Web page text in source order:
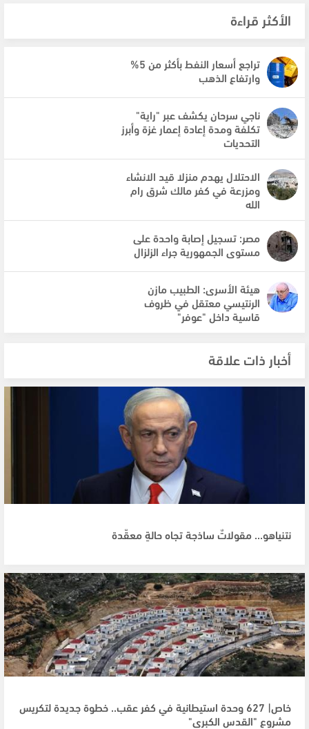
الأكثر قراءة
تراجع أسعار النفط بأكثر من 5%
وارتفاع الذهب
ناجي سرحان يكشف عبر "راية"
تكلفة ومدة إعادة إعمار غزة وأبرز
التحديات
الاحتلال يهدم منزلا قيد الانشاء
ومزرعة في كفر مالك شرق رام
الله
مصر: تسجيل إصابة واحدة على
مستوى الجمهورية جراء الزلزال
هيئة الأسرى: الطبيب مازن
الرنتيسي معتقل في ظروف
قاسية داخل "عوفر"
أخبار ذات علاقة
نتنياهو... مقولاتٌ ساذجة تجاه حالةٍ معقّدة
خاص| 627 وحدة استيطانية في كفر عقب.. خطوة جديدة لتكريس
مشروع "القدس الكبرى"